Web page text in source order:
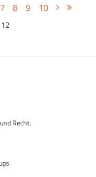
7 8 9 10
Recht.